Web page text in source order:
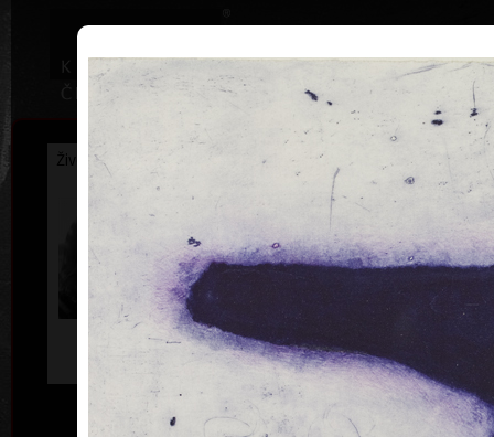
Home
Životopis Výstavy Ocenění Sbírky
Veronika
Palečková
* 25. 4. 1962